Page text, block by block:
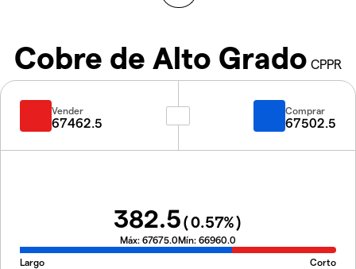
Cobre de Alto Grado CPPR
Vender
67462.5
Comprar
67502.5
382.5(0.57%)
Máx: 67675.0Mín: 66960.0
Largo
Corto